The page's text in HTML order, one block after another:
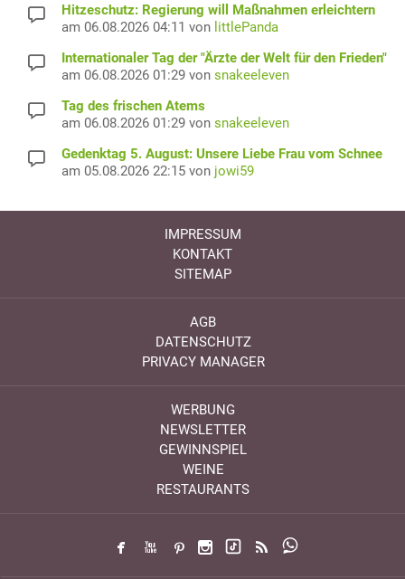
Hitzeschutz: Regierung will Maßnahmen erleichtern
am 06.08.2026 04:11 von littlePanda
Internationaler Tag der "Ärzte der Welt für den Frieden"
am 06.08.2026 01:29 von snakeeleven
Tag des frischen Atems
am 06.08.2026 01:29 von snakeeleven
Gedenktag 5. August: Unsere Liebe Frau vom Schnee
am 05.08.2026 22:15 von jowi59
IMPRESSUM
KONTAKT
SITEMAP
AGB
DATENSCHUTZ
PRIVACY MANAGER
WERBUNG
NEWSLETTER
GEWINNSPIEL
WEINE
RESTAURANTS